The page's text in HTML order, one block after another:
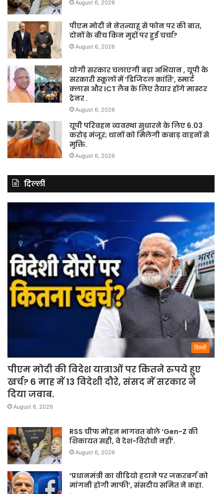
August 6, 2026
पीएम मोदी ने नेतन्याहू से फोन पर की बात,
दोनों के बीच किन मुद्दों पर हुई चर्चा?
August 6, 2026
योगी सरकार चलाएगी बड़ा अभियान , यूपी के
सरकारी स्कूलों में ‘डिजिटल क्रांति’, स्मार्ट
क्लास और ICT लैब के लिए तैयार होंगे मास्टर
ट्रेनर .
August 6, 2026
यूपी परिवहन व्यवस्था सुधारने के लिए 6.03
करोड़ मंजूर; थानों को मिलेगी कबाड़ वाहनों से
मुक्ति.
August 6, 2026
दिल्ली
दिल्ली
पीएम मोदी की विदेश यात्राओं पर कितने रुपये हुए
खर्च? 6 माह में 13 विदेशी दौरे, संसद में सरकार ने
दिया जवाब.
August 6, 2026
RSS चीफ मोहन भागवत बोले ‘Gen-Z की
शिकायत सही, वे देश-विरोधी नहीं’.
August 6, 2026
‘प्रधानमंत्री का वीडियो हटाने पर जकरबर्ग को
मांगनी होगी माफी’, संसदीय समित ने कहा.